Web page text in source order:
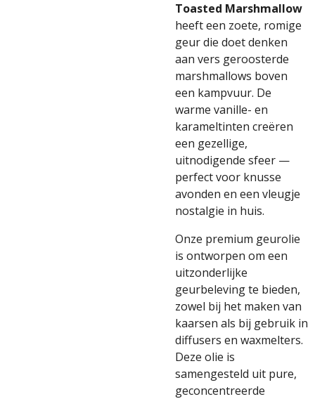
Toasted Marshmallow
heeft een zoete, romige
geur die doet denken
aan vers geroosterde
marshmallows boven
een kampvuur. De
warme vanille- en
karameltinten creëren
een gezellige,
uitnodigende sfeer —
perfect voor knusse
avonden en een vleugje
nostalgie in huis.
Onze premium geurolie
is ontworpen om een
uitzonderlijke
geurbeleving te bieden,
zowel bij het maken van
kaarsen als bij gebruik in
diffusers en waxmelters.
Deze olie is
samengesteld uit pure,
geconcentreerde